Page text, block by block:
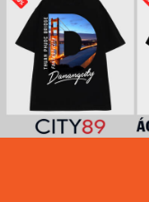
ĐÀ
NẴNG
|